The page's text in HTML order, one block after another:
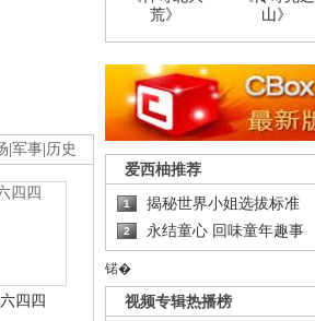
军事 历史
四四
荒》
山》
爱西柚推荐
1 揭秘世界小姐选拔标准
2 永结童心 回味童年趣事
锘�
视频专辑热播榜